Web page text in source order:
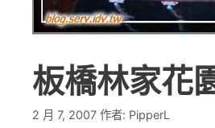
板橋林家花
2 月 7, 2007 作者: PipperL